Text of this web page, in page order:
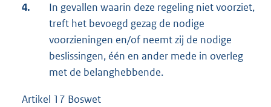
4.
In gevallen waarin deze regeling niet voorziet,
treft het bevoegd gezag de nodige
voorzieningen en/of neemt zij de nodige
beslissingen, één en ander mede in overleg
met de belanghebbende.
Artikel 17 Boswet